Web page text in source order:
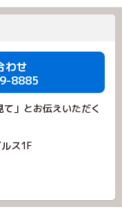
わせ
8885
」とお伝えいただく
ス1F